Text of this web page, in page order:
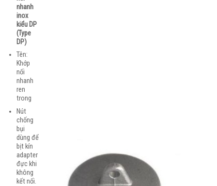
nhanh
inox
kiểu DP
(Type
DP)
Tên:
Khớp
nối
nhanh
ren
trong
Nút
chống
bụi
dùng để
bịt kín
adapter
đực khi
không
kết nối.